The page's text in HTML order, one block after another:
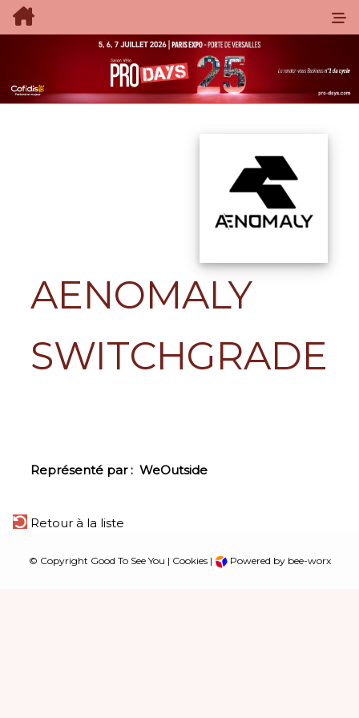
AENOMALY
SWITCHGRADE
Représenté par : WeOutside
Retour à la liste
© Copyright Good To See You | Cookies| Powered by bee-worx